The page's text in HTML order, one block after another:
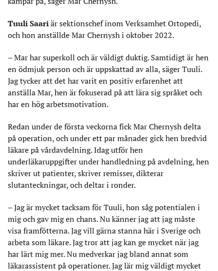
Tuuli Saari är sektionschef inom Verksamhet Ortopedi,
och hon anställde Mar Chernysh i oktober 2022.
– Mar har superkoll och är väldigt duktig. Samtidigt är hen
en ödmjuk person och är uppskattad av alla, säger Tuuli.
Jag tycker att det har varit en positiv erfarenhet att
anställa Mar, hen är fokuserad på att lära sig språket och
har en hög arbetsmotivation.
Redan under de första veckorna fick Mar Chernysh delta
på operation, och under ett par månader gick hen bredvid
läkare på vårdavdelning. Idag utför hen
underläkaruppgifter under handledning på avdelning, hen
skriver ut patienter, skriver remisser, dikterar
slutanteckningar, och deltar i ronder.
– Jag är mycket tacksam för Tuuli, hon såg potentialen i
mig och gav mig en chans. Nu känner jag att jag måste
visa framfötterna. Jag vill gärna stanna här i Sverige och
arbeta som läkare. Jag tror att jag kan ge mycket när jag
har lärt mig mer. Nu medverkar jag bland annat som
läkarassistent på operationer. Jag lär mig väldigt mycket